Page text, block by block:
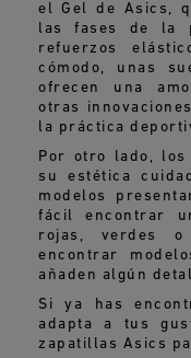
el Gel de Asics,
las fases de la
refuerzos
cómodo, unas
ofrecen una
otras
la práctica
Por otro lado, los
su estética
modelos
fácil encontrar
rojas, verdes o
encontrar
añaden algún
Si ya has
adapta a tus
zapatillas Asics